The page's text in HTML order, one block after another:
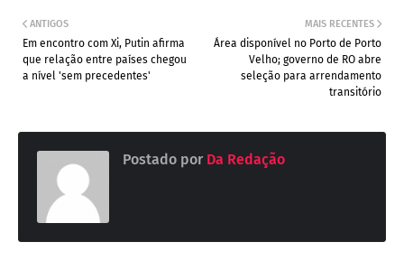
MAIS RECENTES
Área disponível no Porto de Porto
Velho; governo de RO abre
seleção para arrendamento
transitório
ANTIGOS
Em encontro com Xi, Putin afirma
que relação entre países chegou
a nível 'sem precedentes'
Postado por Da Redação